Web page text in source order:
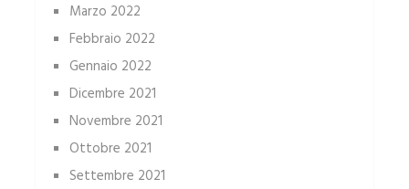
Marzo 2022
Febbraio 2022
Gennaio 2022
Dicembre 2021
Novembre 2021
Ottobre 2021
Settembre 2021